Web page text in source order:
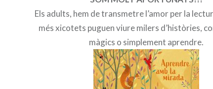
Els adults, hem de transmetre l’amor per la
més xicotets puguen viure milers d’històries,
màgics o simplement aprendre.